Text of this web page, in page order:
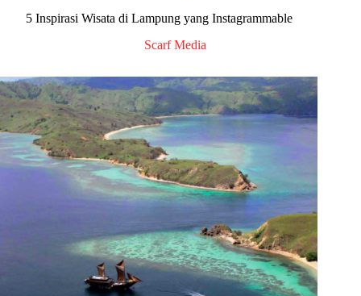
5 Inspirasi Wisata di Lampung yang Instagrammable
Scarf Media